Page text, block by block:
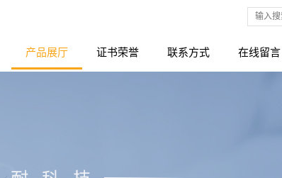
产品展厅 证书荣誉 联系方式 在线留言